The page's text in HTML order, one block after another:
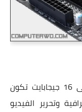
من المفترض أن ذاكرة رام بسعة 8 إلى 16 جيجابايت تكون
وتحرير الفيديو